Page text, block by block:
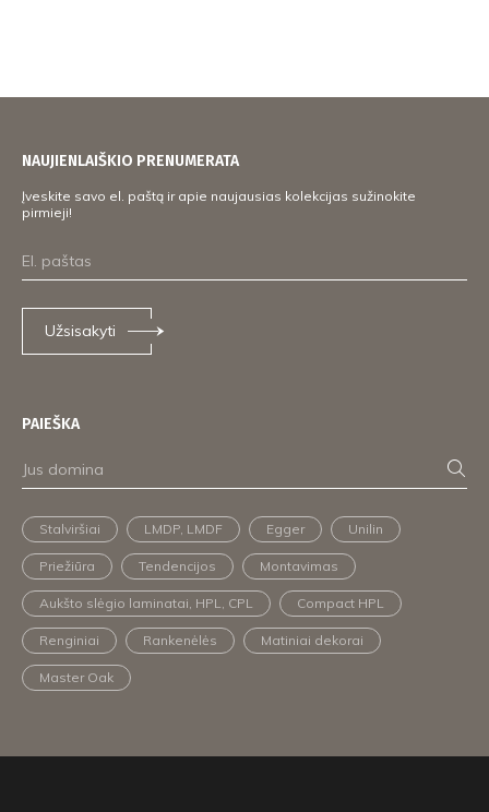
NAUJIENLAIŠKIO PRENUMERATA
Įveskite savo el. paštą ir apie naujausias kolekcijas sužinokite
pirmieji!
Užsisakyti
PAIEŠKA
Stalviršiai LMDP, LMDF Egger Unilin
Priežiūra Tendencijos Montavimas
Aukšto slėgio laminatai, HPL, CPL Compact HPL
Renginiai Rankenėlės Matiniai dekorai
Master Oak